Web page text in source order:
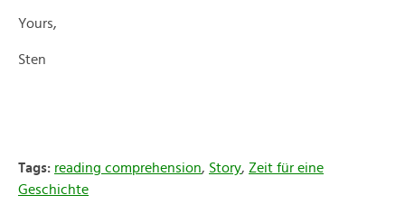
Yours,
Sten
Tags: reading comprehension, Story, Zeit für eine
Geschichte